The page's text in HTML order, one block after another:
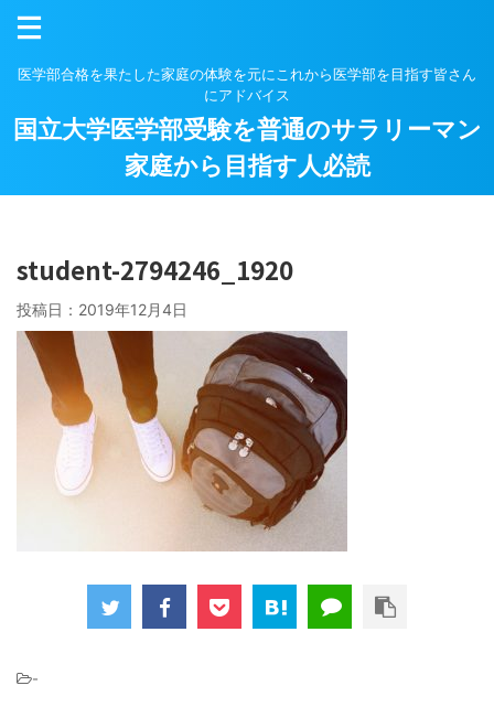
医学部合格を果たした家庭の体験を元にこれから医学部を目指す皆さん
にアドバイス
国立大学医学部受験を普通のサラリーマン
家庭から目指す人必読
student-2794246_1920
投稿日： 2019年12月4日
-